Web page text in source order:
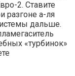
2. Ставите
разгоне а-ля
дальше.
«турбинок»